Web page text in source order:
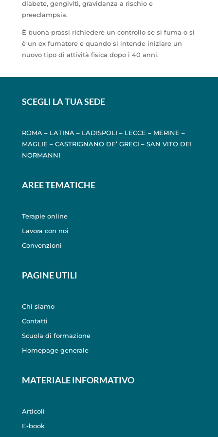
diabete, gengiviti, gravidanza a rischio e
preeclampsia.
È buona prassi richiedere un controllo se si fuma o si
è un ex fumatore e quando si intende iniziare un
nuovo tipo di attività fisica dopo i 40 anni.
SCEGLI LA TUA SEDE
ROMA – LATINA – LADISPOLI – LECCE – MERINE –
MAGLIE – CASTRIGNANO DE’ GRECI – SAN VITO DEI
NORMANNI
AREE TEMATICHE
Terapie online
Lavora con noi
Convenzioni
PAGINE UTILI
Chi siamo
Contatti
Scuola di formazione
Homepage generale
MATERIALE INFORMATIVO
Articoli
E-book